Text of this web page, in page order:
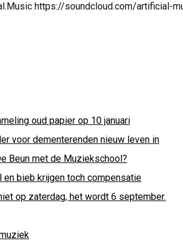
https://soundcloud.com/artificial-
oud papier op 10 januari
voor dementerenden nieuw leven in
Beun met de Muziekschool?
bieb krijgen toch compensatie
op zaterdag, het wordt 6 september.